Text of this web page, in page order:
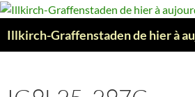
Aller
contenu
Illkirch-Graffenstaden de hier à